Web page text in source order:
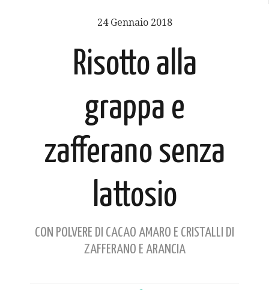
24 Gennaio 2018
Risotto alla
grappa e
zafferano senza
lattosio
CON POLVERE DI CACAO AMARO E CRISTALLI DI
ZAFFERANO E ARANCIA